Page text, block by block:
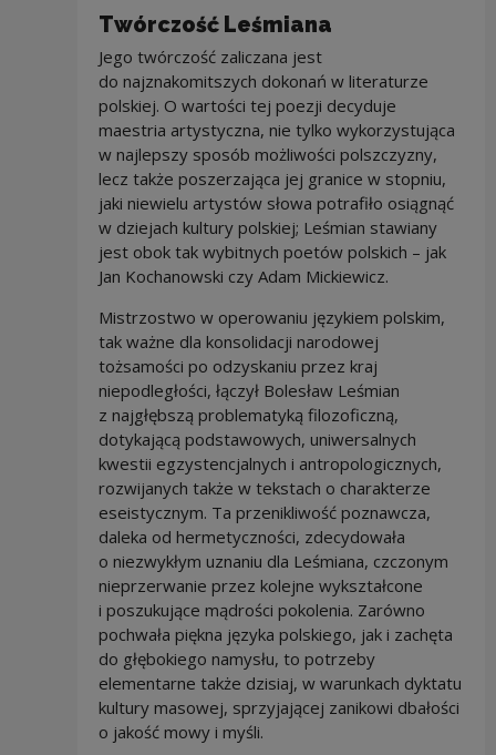
Twórczość Leśmiana
Jego twórczość zaliczana jest
do najznakomitszych dokonań w literaturze
polskiej. O wartości tej poezji decyduje
maestria artystyczna, nie tylko wykorzystująca
w najlepszy sposób możliwości polszczyzny,
lecz także poszerzająca jej granice w stopniu,
jaki niewielu artystów słowa potrafiło osiągnąć
w dziejach kultury polskiej; Leśmian stawiany
jest obok tak wybitnych poetów polskich – jak
Jan Kochanowski czy Adam Mickiewicz.
Mistrzostwo w operowaniu językiem polskim,
tak ważne dla konsolidacji narodowej
tożsamości po odzyskaniu przez kraj
niepodległości, łączył Bolesław Leśmian
z najgłębszą problematyką filozoficzną,
dotykającą podstawowych, uniwersalnych
kwestii egzystencjalnych i antropologicznych,
rozwijanych także w tekstach o charakterze
eseistycznym. Ta przenikliwość poznawcza,
daleka od hermetyczności, zdecydowała
o niezwykłym uznaniu dla Leśmiana, czczonym
nieprzerwanie przez kolejne wykształcone
i poszukujące mądrości pokolenia. Zarówno
pochwała piękna języka polskiego, jak i zachęta
do głębokiego namysłu, to potrzeby
elementarne także dzisiaj, w warunkach dyktatu
kultury masowej, sprzyjającej zanikowi dbałości
o jakość mowy i myśli.